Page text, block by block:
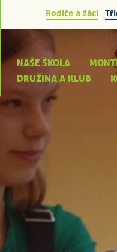
Rodiče a žáci
NAŠE ŠKOLA
DRUŽINA A KLUB